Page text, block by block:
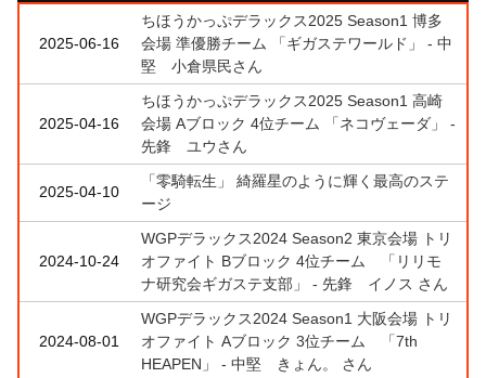
2025-06-16
ちほうかっぷデラックス2025 Season1 博多
会場 準優勝チーム 「ギガステワールド」 - 中
堅 小倉県民さん
2025-04-16
ちほうかっぷデラックス2025 Season1 高崎
会場 Aブロック 4位チーム 「ネコヴェーダ」 -
先鋒 ユウさん
2025-04-10
「零騎転生」 綺羅星のように輝く最高のステ
ージ
2024-10-24
WGPデラックス2024 Season2 東京会場 トリ
オファイト Bブロック 4位チーム 「リリモ
ナ研究会ギガステ支部」 - 先鋒 イノス さん
2024-08-01
WGPデラックス2024 Season1 大阪会場 トリ
オファイト Aブロック 3位チーム 「7th
HEAPEN」 - 中堅 きょん。 さん